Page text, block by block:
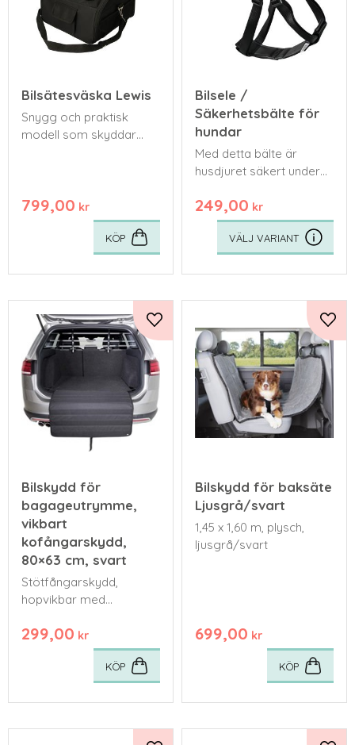
Bilsätesväska Lewis
Snygg och praktisk
modell som skyddar
799,00 kr
KÖP
Bilsele /
Säkerhetsbälte för
hundar
Med detta bälte är
husdjuret säkert under
inbromsningar, plötsliga
undanmanövrar eller
olyckor.
249,00 kr
Bilskydd för
bagageutrymme,
vikbart
kofångarskydd,
80×63 cm, svart
Stötfångarskydd,
hopvikbar med
80×63 cm, svart
299,00 kr
Lägg till i favoriter
KÖP
Bilskydd för baksäte
Ljusgrå/svart
1,45 x 1,60 m, plysch,
ljusgrå/svart
699,00 kr
KÖP